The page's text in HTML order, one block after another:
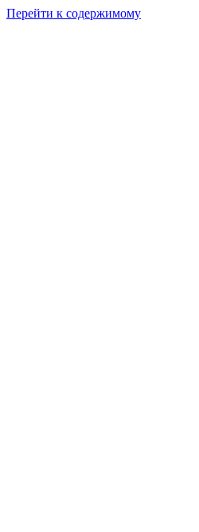
Перейти к содержимому